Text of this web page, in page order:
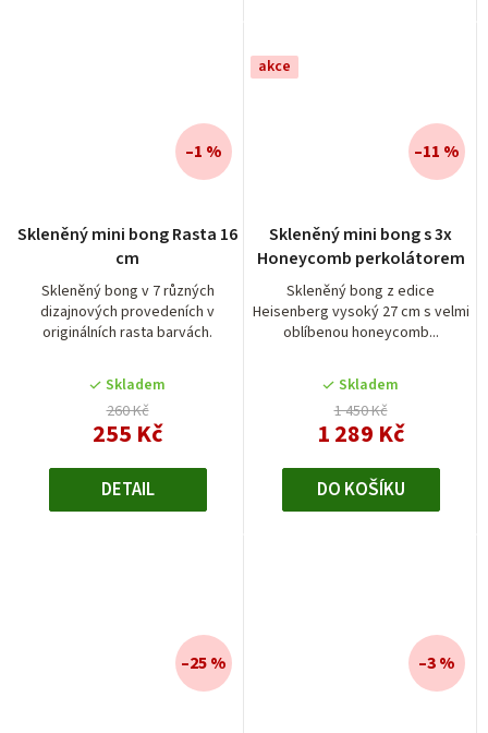
Skleněný mini bong Rasta 16
cm
Skleněný bong v 7 různých
dizajnových provedeních v
originálních rasta barvách.
Skladem
260 Kč
255 Kč
–1 %
DETAIL
akce
Skleněný mini bong s 3x
Honeycomb perkolátorem
Skleněný bong z edice
Heisenberg vysoký 27 cm s velmi
oblíbenou honeycomb...
Skladem
1 450 Kč
1 289 Kč
–11 %
DO KOŠÍKU
–25 % –3 %